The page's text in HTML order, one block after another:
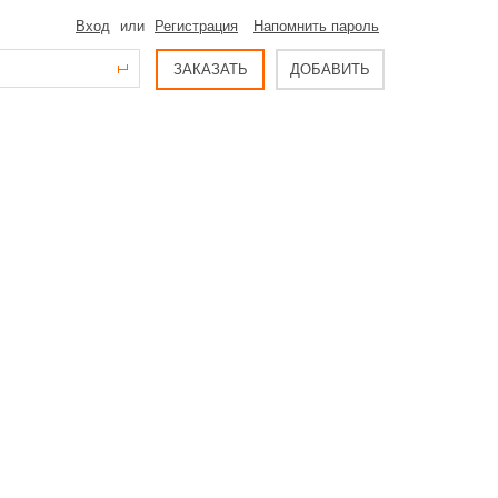
Вход или Регистрация Напомнить пароль
ЗАКАЗАТЬ ДОБАВИТЬ